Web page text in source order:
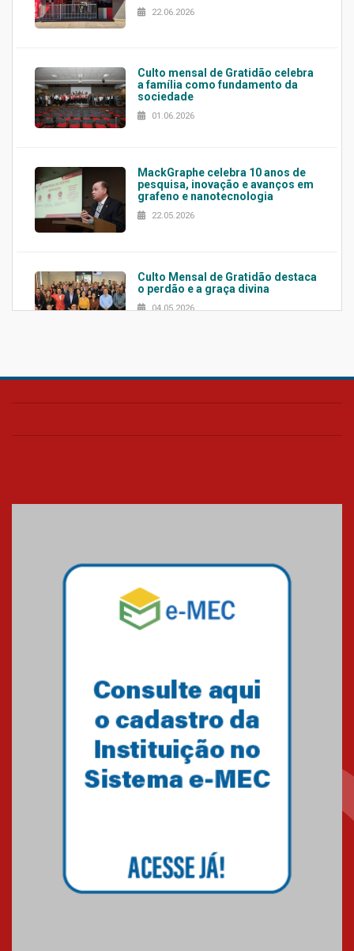
22.06.2026
Culto mensal de Gratidão celebra
a família como fundamento da
sociedade
01.06.2026
MackGraphe celebra 10 anos de
pesquisa, inovação e avanços em
grafeno e nanotecnologia
22.05.2026
Culto Mensal de Gratidão destaca
o perdão e a graça divina
04.05.2026
Confira como foi o culto mensal
Mackenzie mobiliza campanha
solidária para apoiar famílias em
Minas Gerais
Primeiro culto do ano ressalta o
27.02.2026